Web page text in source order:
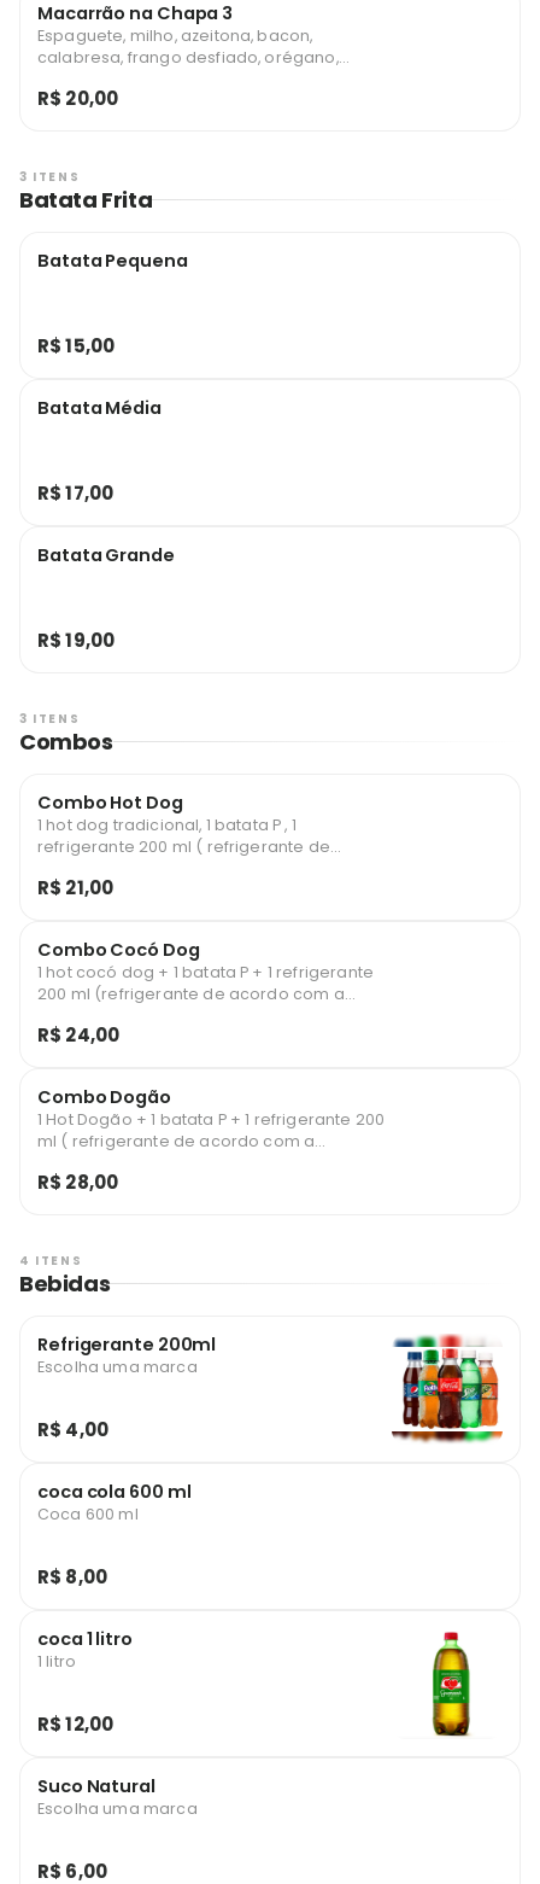
Macarrão na Chapa 3
Espaguete, milho, azeitona, bacon,
calabresa, frango desfiado, orégano,
R$ 20,00
3 ITENS
Batata Frita
Batata Pequena
R$ 15,00
Batata Média
R$ 17,00
Batata Grande
R$ 19,00
3 ITENS
Combos
Combo Hot Dog
1 hot dog tradicional, 1 batata P , 1
refrigerante 200 ml ( refrigerante de
R$ 21,00
Combo Cocó Dog
1 hot cocó dog + 1 batata P + 1 refrigerante
200 ml (refrigerante de acordo com a
R$ 24,00
Combo Dogão
1 Hot Dogão + 1 batata P + 1 refrigerante 200
ml ( refrigerante de acordo com a
R$ 28,00
4 ITENS
Bebidas
Refrigerante 200ml
Escolha uma marca
R$ 4,00
coca cola 600 ml
Coca 600 ml
R$ 8,00
coca 1 litro
1 litro
R$ 12,00
Suco Natural
Escolha uma marca
R$ 6,00